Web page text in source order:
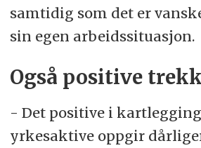
samtidig som det er
sin egen arbeidssituasjon.
Også positive trekk
- Det positive i
yrkesaktive oppgir